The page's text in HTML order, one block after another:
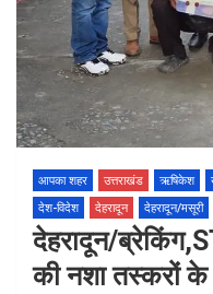
आपका शहर उत्तराखंड ऋषिकेश
देश-विदेश
देहरादून देहरादून/मसूरी
देहरादून/
की नशा तस्करों के